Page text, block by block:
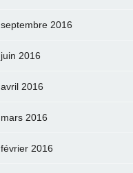
septembre 2016
juin 2016
avril 2016
mars 2016
février 2016